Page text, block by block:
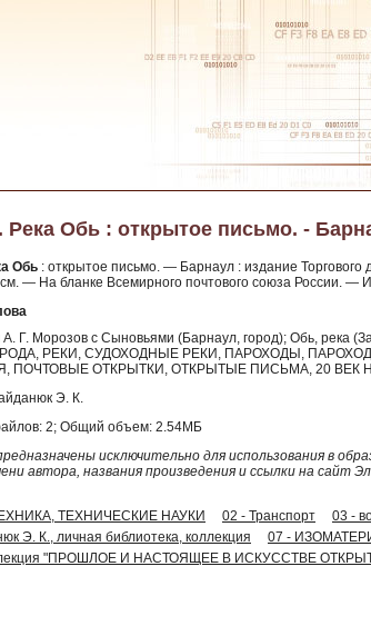
Река Обь : открытое письмо. -
Обь : открытое письмо. — Барнаул : издание
— На бланке Всемирного почтового союза России. —
Г. Морозов с Сыновьями (Барнаул, город); Обь, река
РЕКИ, СУДОХОДНЫЕ РЕКИ, ПАРОХОДЫ,
ПОЧТОВЫЕ ОТКРЫТКИ, ОТКРЫТЫЕ ПИСЬМА, 20 ВЕК
Э. К.
2; Общий объем: 2.54МБ
исключительно для использования в
автора, названия произведения и ссылки на сайт
ТЕХНИЧЕСКИЕ НАУКИ 02 - Транспорт
03 -
Э. К., личная библиотека, коллекция
07 -
"ПРОШЛОЕ И НАСТОЯЩЕЕ В ИСКУССТВЕ